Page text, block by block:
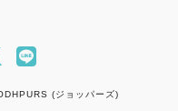
(ジョッパーズ)